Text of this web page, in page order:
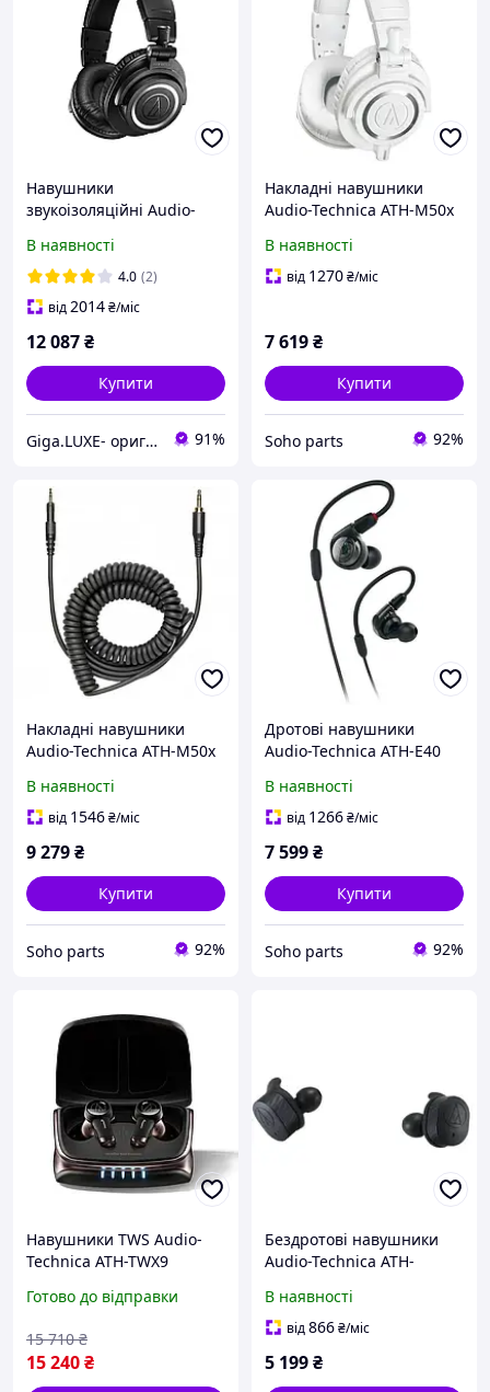
Навушники
звукоізоляційні Audio-
2026
В наявності
4.0 (2)
від2014₴/міс
12 087₴
Купити
Giga.LUXE- оригінальна техніка 91%
Накладні навушники
Audio-Technica ATH-M50x
В наявності
від 1270₴/міс
7 619₴
Купити
Soho parts 92%
Накладні навушники
Audio-Technica ATH-M50x
В наявності
від 1546₴/міс
9 279₴
Купити
Soho parts 92%
Дротові навушники
Audio-Technica ATH-E40
В наявності
від 1266₴/міс
7 599₴
Купити
Soho parts 92%
Навушники TWS Audio-
Technica ATH-TWX9
Готово до відправки
15 240₴
15 710 ₴
Бездротові навушники
Audio-Technica ATH-
SPORT7TWBK)
В наявності
від866₴/міс
5 199₴